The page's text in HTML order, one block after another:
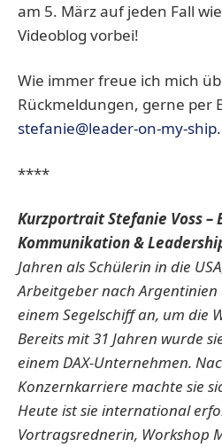
am 5. März auf jeden Fall
Videoblog vorbei!
Wie immer freue ich mich
Rückmeldungen, gerne per
stefanie@leader-on-my-
****
Kurzportrait Stefanie Voss–
Kommunikation &
Jahren als Schülerin in die
Arbeitgeber nach
einem Segelschiff an, um die
Bereits mit 31 Jahren wurde
einem DAX-Unternehmen.
Konzernkarriere machte sie
Heute ist sie international
Vortragsrednerin, Workshop